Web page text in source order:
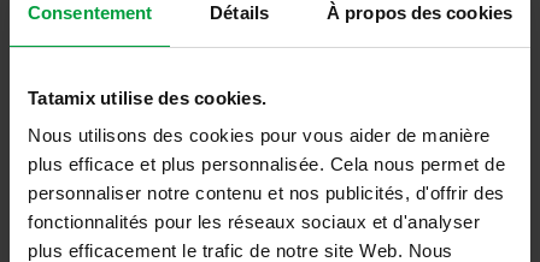
Consentement Détails À propos des cookies
Tatamix utilise des cookies.
Nous utilisons des cookies pour vous aider de manière
plus efficace et plus personnalisée. Cela nous permet de
personnaliser notre contenu et nos publicités, d'offrir des
fonctionnalités pour les réseaux sociaux et d'analyser
plus efficacement le trafic de notre site Web. Nous
Tapis de Lutte
Détails